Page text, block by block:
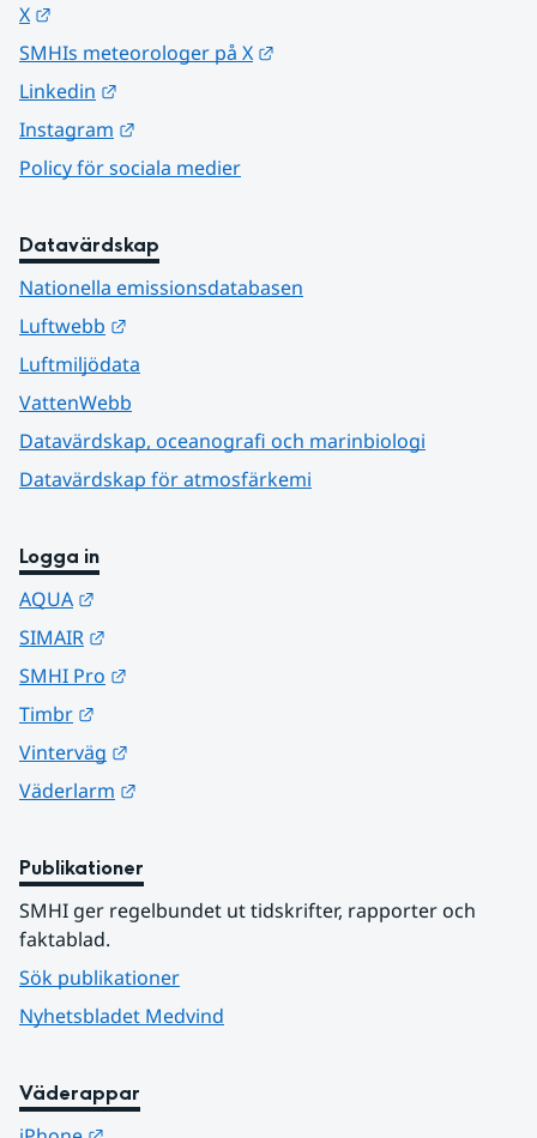
X
SMHIs meteorologer på X
Linkedin
Instagram
Policy för sociala medier
Datavärdskap
Nationella emissionsdatabasen
Luftwebb
Luftmiljödata
VattenWebb
Datavärdskap, oceanografi och marinbiologi
Datavärdskap för atmosfärkemi
Logga in
AQUA
SIMAIR
SMHI Pro
Timbr
Vinterväg
Väderlarm
Publikationer
SMHI ger regelbundet ut tidskrifter, rapporter och
faktablad.
Sök publikationer
Nyhetsbladet Medvind
Väderappar